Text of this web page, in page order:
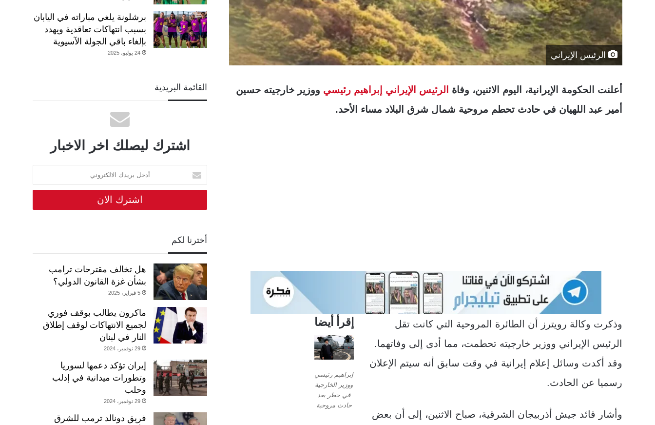
الرئيس الإيراني
أعلنت الحكومة الإيرانية، اليوم الاثنين، وفاة الرئيس الإيراني إبراهيم رئيسي ووزير خارجيته حسين
أمير عبد اللهيان في حادث تحطم مروحية شمال شرق البلاد مساء الأحد.
وذكرت وكالة رويترز أن الطائرة المروحية التي كانت تقل
الرئيس الإيراني ووزير خارجيته تحطمت، مما أدى إلى وفاتهما.
وقد أكدت وسائل إعلام إيرانية في وقت سابق أنه سيتم الإعلان
رسميا عن الحادث.
وأشار قائد جيش أذربيجان الشرقية، صباح الاثنين، إلى أن بعض
إقرأ أيضا
إبراهيم رئيسي
ووزير الخارجية
في خطر بعد
حادث مروحية
برشلونة يلغي مباراته في اليابان
بسبب انتهاكات تعاقدية ويهدد
بإلغاء باقي الجولة الآسيوية
24 يوليو، 2025
القائمة البريدية
اشترك ليصلك اخر الاخبار
أدخل
بريدك
الالكتروني
أخترنا لكم
هل تخالف مقترحات ترامب
بشأن غزة القانون الدولي؟
5 فبراير، 2025
ماكرون يطالب بوقف فوري
لجميع الانتهاكات لوقف إطلاق
النار في لبنان
29 نوفمبر، 2024
إيران تؤكد دعمها لسوريا
وتطورات ميدانية في إدلب
وحلب
29 نوفمبر، 2024
فريق دونالد ترمب للشرق